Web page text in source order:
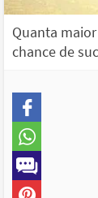
Quanta
chance de